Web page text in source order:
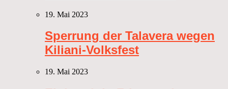
19. Mai 2023
Sperrung der Talavera wegen
Kiliani-Volksfest
19. Mai 2023